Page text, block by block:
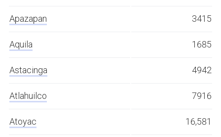
Apazapan 3415
Aquila 1685
Astacinga 4942
Atlahuilco 7916
Atoyac 16,581